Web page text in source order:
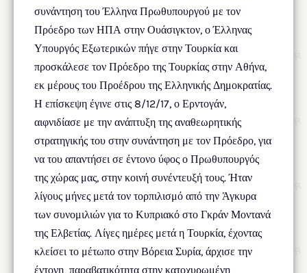
συνάντηση του Έλληνα Πρωθυπουργού με τον
Πρόεδρο των ΗΠΑ στην Ουάσιγκτον, ο Έλληνας
Υπουργός Εξωτερικών πήγε στην Τουρκία και
προσκάλεσε τον Πρόεδρο της Τουρκίας στην Αθήνα,
εκ μέρους του Προέδρου της Ελληνικής Δημοκρατίας.
Η επίσκεψη έγινε στις 8/12/17, ο Ερντογάν,
αιφνιδίασε με την ανάπτυξη της αναθεωρητικής
στρατηγικής του στην συνάντηση με τον Πρόεδρο, για
να του απαντήσει σε έντονο ύφος ο Πρωθυπουργός
της χώρας μας, στην κοινή συνέντευξή τους. Ήταν
λίγους μήνες μετά τον τορπιλισμό από την Άγκυρα
των συνομιλιών για το Κυπριακό στο Γκράν Μοντανά
της Ελβετίας. Λίγες ημέρες μετά η Τουρκία, έχοντας
κλείσει το μέτωπο στην Βόρεια Συρία, άρχισε την
έντονη παραβατικότητα στην κατοχυρωμένη